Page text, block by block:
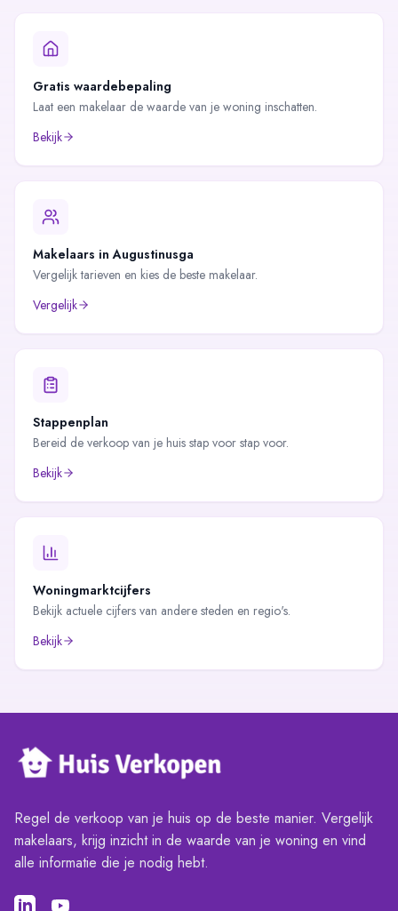
Gratis waardebepaling
Laat een makelaar de waarde van je woning inschatten.
Bekijk
Makelaars inAugustinusga
Vergelijk tarieven en kies de beste makelaar.
Vergelijk
Stappenplan
Bereid de verkoop van je huis stap voor stap voor.
Bekijk
Woningmarktcijfers
Bekijk actuele cijfers van andere steden en regio's.
Bekijk
Regel de verkoop van je huis op de beste manier. Vergelijk
makelaars, krijg inzicht in de waarde van je woning en vind
alle informatie die je nodig hebt.